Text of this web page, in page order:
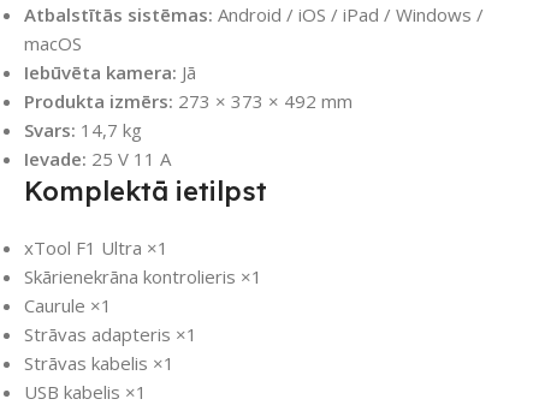
Atbalstītās sistēmas: Android / iOS / iPad / Windows /
macOS
Iebūvēta kamera: Jā
Produkta izmērs: 273 × 373 × 492 mm
Svars: 14,7 kg
Ievade: 25 V 11 A
Komplektā ietilpst
xTool F1 Ultra ×1
Skārienekrāna kontrolieris ×1
Caurule ×1
Strāvas adapteris ×1
Strāvas kabelis ×1
USB kabelis ×1